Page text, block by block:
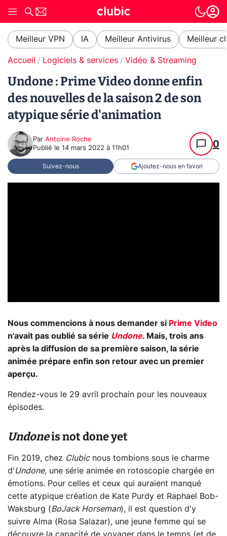
Meilleur VPN IA Meilleur Antivirus Meilleur
Accueil Logiciels & services Vidéo & Streaming
Undone : Prime Video donne enfin
des nouvelles de la saison 2 de son
atypique série d'animation
Par Antoine Roche
Publié le 14 mars 2022 à 11h01 0
Suivez-nous Ajoutez-nous en favori
Nous commencions à nous demander si Prime Video
n'avait pas oublié sa série Undone. Mais, trois ans
après la diffusion de sa première saison, la série
animée prépare enfin son retour avec un premier
aperçu.
Rendez-vous le 29 avril prochain pour les nouveaux
épisodes.
Undoneis not done yet
Fin 2019, chez Clubicnous tombions sous le charme
d'Undone, une série animée en rotoscopie chargée en
émotions. Pour celles et ceux qui auraient manqué
cette atypique création de Kate Purdy et Raphael Bob-
Waksburg (BoJack Horseman), il est question d'y
suivre Alma (Rosa Salazar), une jeune femme qui se